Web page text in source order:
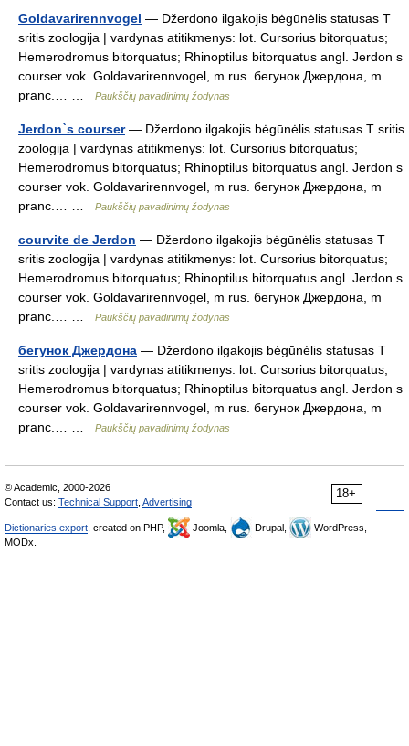
Goldavarirennvogel — Džerdono ilgakojis bėgūnėlis statusas T
sritis zoologija | vardynas atitikmenys: lot. Cursorius bitorquatus;
Hemerodromus bitorquatus; Rhinoptilus bitorquatus angl. Jerdon s
courser vok. Goldavarirennvogel, m rus. бегунок Джердона, m
pranc.… …
Paukščių pavadinimų žodynas
Jerdon`s courser— Džerdono ilgakojis bėgūnėlis statusas T sritis
zoologija | vardynas atitikmenys: lot. Cursorius bitorquatus;
Hemerodromus bitorquatus; Rhinoptilus bitorquatus angl. Jerdon s
courser vok. Goldavarirennvogel, m rus. бегунок Джердона, m
pranc.… …
Paukščių pavadinimų žodynas
courvite de Jerdon — Džerdono ilgakojis bėgūnėlis statusas T
sritis zoologija | vardynas atitikmenys: lot. Cursorius bitorquatus;
Hemerodromus bitorquatus; Rhinoptilus bitorquatus angl. Jerdon s
courser vok. Goldavarirennvogel, m rus. бегунок Джердона, m
pranc.… …
Paukščių pavadinimų žodynas
бегунок Джердона — Džerdono ilgakojis bėgūnėlis statusas T
sritis zoologija | vardynas atitikmenys: lot. Cursorius bitorquatus;
Hemerodromus bitorquatus; Rhinoptilus bitorquatus angl. Jerdon s
courser vok. Goldavarirennvogel, m rus. бегунок Джердона, m
pranc.… …
Paukščių pavadinimų žodynas
18+
© Academic, 2000-2026
Contact us: Technical Support Advertising
Dictionaries export , created on PHP, Joomla, Drupal,
WordPress,
MODx.